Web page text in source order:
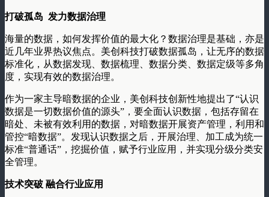
打破孤岛 发力数据治理
海量的数据，如何发挥价值的最大化？数据治理是基础，亦是
近几年业界热议焦点。美创科技打破数据孤岛，让无序的数据
标准化，从数据发现、数据梳理、数据分类、数据定级等多角
度，实现有效的数据治理。
作为一家主导暗数据的企业，美创科技创新性地提出了“认识
数据是一切数据价值的源头”，要全面认识数据，包括存留在
暗处、未被有效利用的数据，对暗数据开展资产管理，利用和
管控“暗数据”。发现认识数据之后，开展治理、加工成为统一
标准“普通话”，挖掘价值，赋予行业应用，并实现分级分类安
全管理。
技术突破 融合行业应用